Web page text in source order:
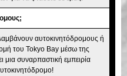
αυτοκινητόδρομους ή
του Tokyo Bay μέσω της
συναρπαστική εμπειρία